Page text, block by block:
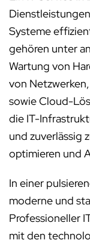
Systeme
gehören unter
Wartung von
von
sowie Cloud-
die IT-
und zuverlässig
optimieren und
In einer
moderne und
Professioneller
mit den